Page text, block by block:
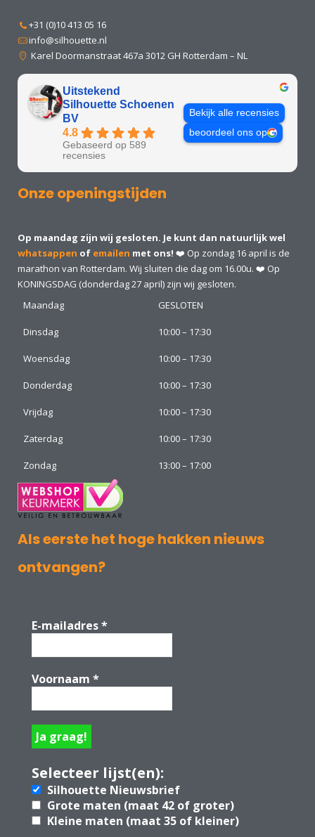
+31 (0)10 413 05 16
info@silhouette.nl
Karel Doormanstraat 467a 3012 GH Rotterdam – NL
Uitstekend
Silhouette Schoenen
BV
4.8
Gebaseerd op 589
recensies
Bekijk alle recensies
beoordeel ons op
Onze openingstijden
Op maandag zijn wij gesloten. Je kunt dan natuurlijk wel
whatsappen of emailen met ons! ❤️ Op zondag 16 april is de
marathon van Rotterdam. Wij sluiten die dag om 16.00u. ❤️ Op
KONINGSDAG (donderdag 27 april) zijn wij gesloten.
Maandag
GESLOTEN
Dinsdag 10:00 – 17:30
Woensdag 10:00 – 17:30
Donderdag 10:00 – 17:30
Vrijdag 10:00 – 17:30
Zaterdag 10:00 – 17:30
Zondag 13:00 – 17:00
Als eerste het hoge hakken nieuws
ontvangen?
E-mailadres*
Voornaam *
Selecteer lijst(en):
Silhouette Nieuwsbrief
Grote maten (maat 42 of groter)
Kleine maten (maat 35 of kleiner)